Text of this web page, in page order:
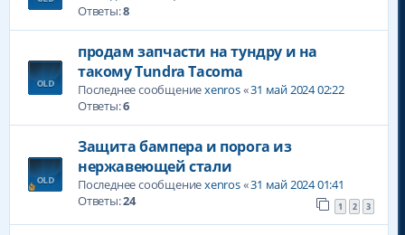
Ответы:8
продам запчасти на тундру и на
такому Tundra Tacoma
Последнее сообщениеxenros«31 май 2024 02:22
Ответы:6
Защита бампера и порога из
нержавеющей стали
Последнее сообщениеxenros«31 май 2024 01:41
Ответы:24 1 2 3